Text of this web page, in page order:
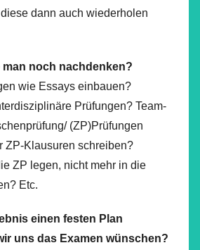
dann auch wiederholen
noch nachdenken?
wie Essays einbauen?
Prüfungen? Team-
(ZP)Prüfungen
ZP-Klausuren schreiben?
ZP legen, nicht mehr in die
Etc.
einen festen Plan
uns das Examen wünschen?